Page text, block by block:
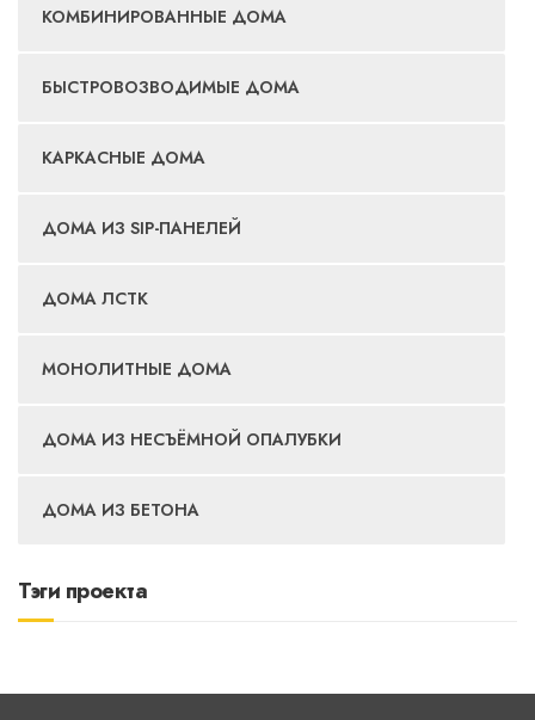
КОМБИНИРОВАННЫЕ ДОМА
БЫСТРОВОЗВОДИМЫЕ ДОМА
КАРКАСНЫЕ ДОМА
ДОМА ИЗ SIP-ПАНЕЛЕЙ
ДОМА ЛСТК
МОНОЛИТНЫЕ ДОМА
ДОМА ИЗ НЕСЪЁМНОЙ ОПАЛУБКИ
ДОМА ИЗ БЕТОНА
Тэги проекта